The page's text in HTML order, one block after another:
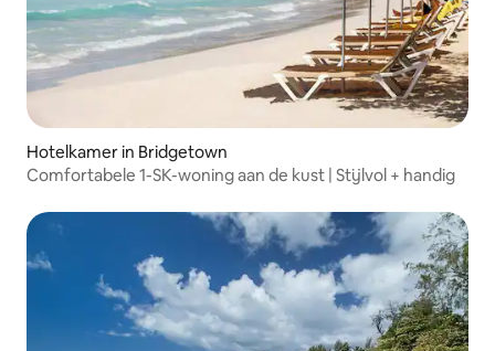
Hotelkamer in Bridgetown
Comfortabele 1-SK-woning aan de kust | Stijlvol + handig